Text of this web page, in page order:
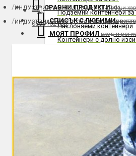
0899102180
Контакти
СРАВНИ ПРОДУКТИобщи
СПИСЪК С ЛЮБИМИ
МОЯТ ПРОФИЛ вход и
Подземни контейнери за
Наклоняеми контейнери
Контейнери с долно
Резервни части за
ИНДУСТРИАЛНИ ПОДОВИ НАСТИЛКИ
ИНДУСТРИАЛНА ПОДОВА НАСТИЛКА